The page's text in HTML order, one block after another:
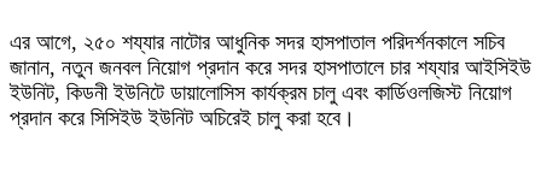
এর আগে, ২৫০ শয্যার নাটোর আধুনিক সদর হাসপাতাল পরিদর্শনকালে সচিব
জানান, নতুন জনবল নিয়োগ প্রদান করে সদর হাসপাতালে চার শয্যার আইসিইউ
ইউনিট, কিডনী ইউনিটে ডায়ালোসিস কার্যক্রম চালু এবং কার্ডিওলজিস্ট নিয়োগ
প্রদান করে সিসিইউ ইউনিট অচিরেই চালু করা হবে।